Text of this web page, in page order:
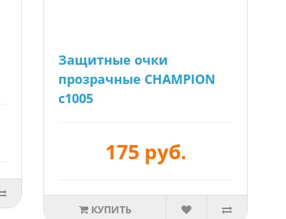
Защитные очки
прозрачные CHAMPION
c1005
175 руб.
КУПИТЬ